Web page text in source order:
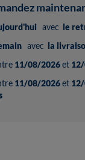
avec le
avec la
11/08/2026et
11/08/2026et